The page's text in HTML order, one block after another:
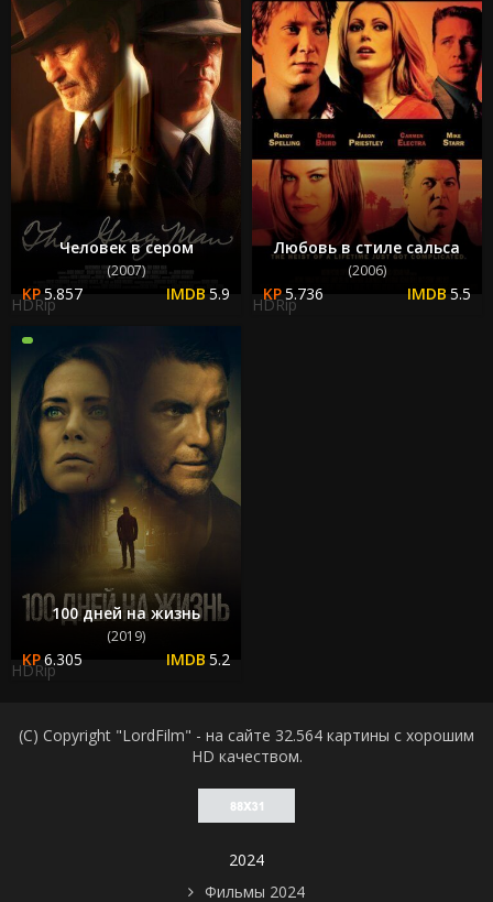
Человек в сером
(2007)
5.857 5.9
HDRip
Любовь в стиле сальса
(2006)
5.736 5.5
HDRip
100 дней на жизнь
(2019)
6.305 5.2
HDRip
(C) Copyright "LordFilm" - на сайте 32.564 картины с хорошим
HD качеством.
2024
Фильмы 2024